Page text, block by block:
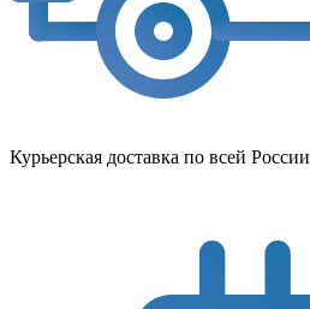
Курьерская доставка по всей России